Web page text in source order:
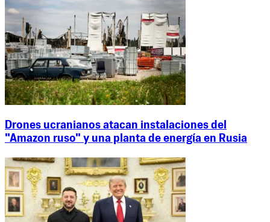
Drones ucranianos atacan instalaciones del
"Amazon ruso" y una planta de energía en Rusia